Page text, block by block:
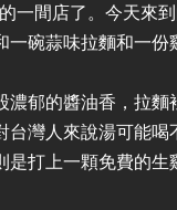
一間店了。今天來
碗蒜味拉麵和一
郁的醬油香，拉
灣人來說湯可能
打上一顆免費的生